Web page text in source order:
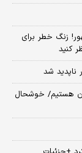
زنگ خطر برای
کنید
هستیم/ خوشحال